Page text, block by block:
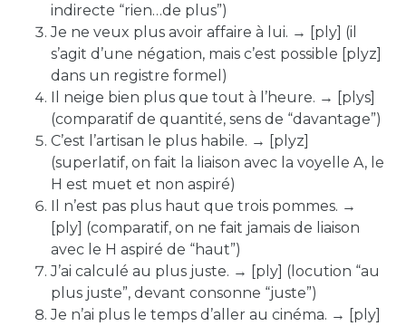
indirecte “rien…de plus”)
Je ne veux plus avoir affaire à lui. → [ply] (il
s’agit d’une négation, mais c’est possible [plyz]
dans un registre formel )
Il neige bien plus que tout à l’heure. → [plys]
(comparatif de quantité, sens de “davantage”)
C’est l’artisan le plus habile. → [plyz]
(superlatif, on fait la liaison avec la voyelle A, le
H est muet et non aspiré)
Il n’est pas plus haut que trois pommes. →
[ply] (comparatif, on ne fait jamais de liaison
avec le H aspiré de “haut”)
J’ai calculé au plus juste. → [ply] (locution “au
plus juste”, devant consonne “juste”)
Je n’ai plus le temps d’aller au cinéma. → [ply]